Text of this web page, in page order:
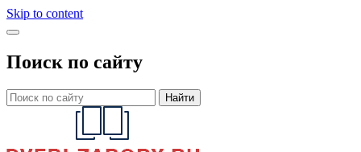
Skip to content
Поиск по сайту
Найти